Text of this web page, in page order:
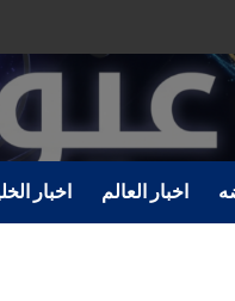
اخبار اخبار العالم